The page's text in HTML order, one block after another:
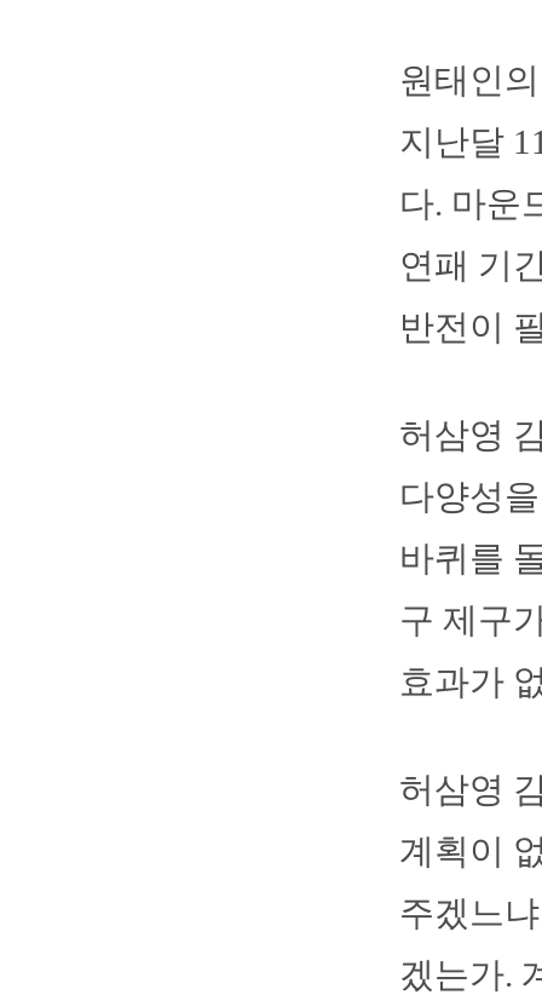
원태인
지난달
다. 마운
연패 기
반전이
허삼영
다양성
바퀴를
구 제구
효과가
허삼영
계획이
주겠느
겠는가.